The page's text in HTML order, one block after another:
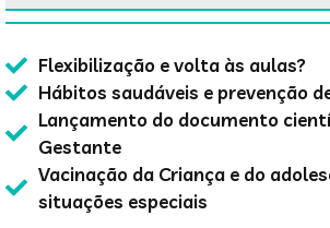
Flexibilização e volta às aulas?
Hábitos saudáveis e prevenção
Lançamento do documento
Gestante
Vacinação da Criança e do
situações especiais